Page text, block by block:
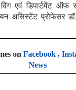
एवं डिपार्टमेंट ऑफ
असिस्टेंट प्रोफेसर डॉ.
on Facebook,
News